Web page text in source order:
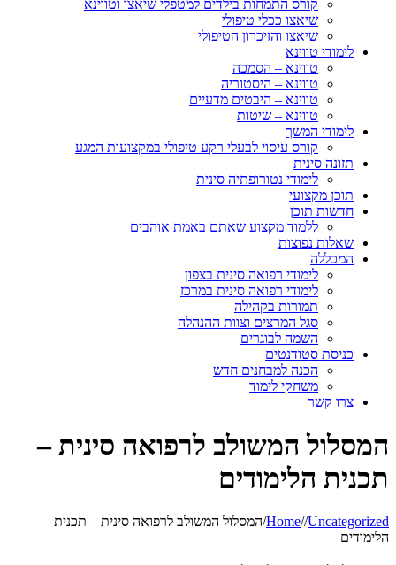
קורס התמחות בילדים למטפלי שיאצו וטווינא
שיאצו ככלי טיפולי
שיאצו והזיכרון הטיפולי
לימודי טווינא
טווינא – הסמכה
טווינא – היסטוריה
טווינא – היבטים מדעיים
טווינא – שיטות
לימודי המשך
קורס עיסוי לבעלי רקע טיפולי במקצועות המגע
תזונה סינית
לימודי נטורופתיה סינית
תוכן מקצועי
חדשות תוכן
ללמוד מקצוע שאתם באמת אוהבים
שאלות נפוצות
המכללה
לימודי רפואה סינית בצפון
לימודי רפואה סינית במרכז
תמורות בקהילה
סגל המרצים וצוות ההנהלה
השמה לבוגרים
כניסת סטודנטים
הכנה למבחנים חדש
משחקי לימוד
צרו קשר
המסלול המשולב לרפואה סינית –
תכנית הלימודים
Home//Uncategorized
/המסלול המשולב לרפואה סינית – תכנית
הלימודים